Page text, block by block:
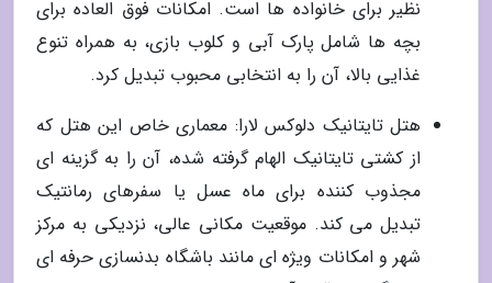
نظیر برای خانواده ها است. امکانات فوق العاده برای
بچه ها شامل پارک آبی و کلوب بازی، به همراه تنوع
غذایی بالا، آن را به انتخابی محبوب تبدیل کرد.
هتل تایتانیک دلوکس لارا: معماری خاص این هتل که
از کشتی تایتانیک الهام گرفته شده، آن را به گزینه ای
مجذوب کننده برای ماه عسل یا سفرهای رمانتیک
تبدیل می کند. موقعیت مکانی عالی، نزدیکی به مرکز
شهر و امکانات ویژه ای مانند باشگاه بدنسازی حرفه ای